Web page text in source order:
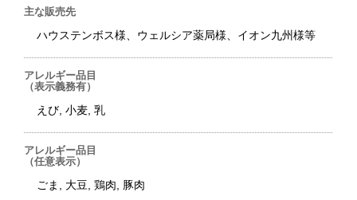
主な販売先
ハウステンボス様、ウェルシア薬局様、イオン九州様等
アレルギー品目
（表示義務有）
えび, 小麦, 乳
アレルギー品目
（任意表示）
ごま, 大豆, 鶏肉, 豚肉